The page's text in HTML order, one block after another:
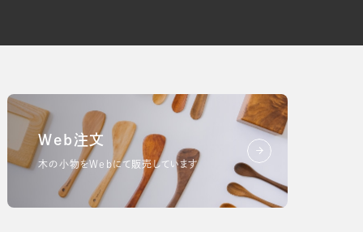
Web注文
木の小物をWebにて販売しています